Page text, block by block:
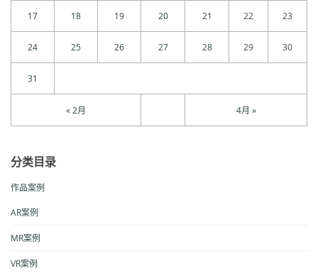
« 2月 4月 »
17 18 19 20 21 22 23
24 25 26 27 28 29 30
31
分类目录
作品案例
AR案例
MR案例
VR案例